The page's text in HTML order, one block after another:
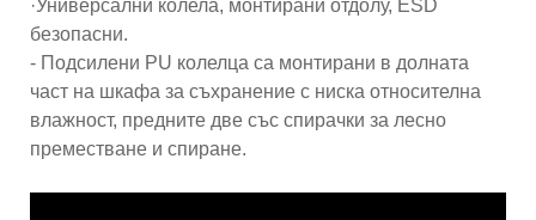
·Универсални колела, монтирани отдолу, ESD
безопасни.
- Подсилени PU колелца са монтирани в долната
част на шкафа за съхранение с ниска относителна
влажност, предните две със спирачки за лесно
преместване и спиране.